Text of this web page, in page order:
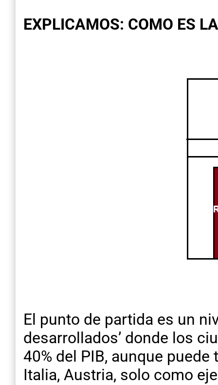
EXPLICAMOS: COMO ES
El punto de partida es un
desarrollados’ donde los
40% del PIB, aunque
Italia, Austria, solo como